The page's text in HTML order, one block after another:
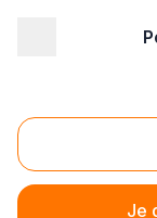
Je
Réalisation
personne